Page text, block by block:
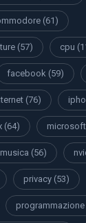
(61)
(57) cpu
facebook (59)
(76)
(64) microsoft
musica (56)
privacy (53)
programmazione